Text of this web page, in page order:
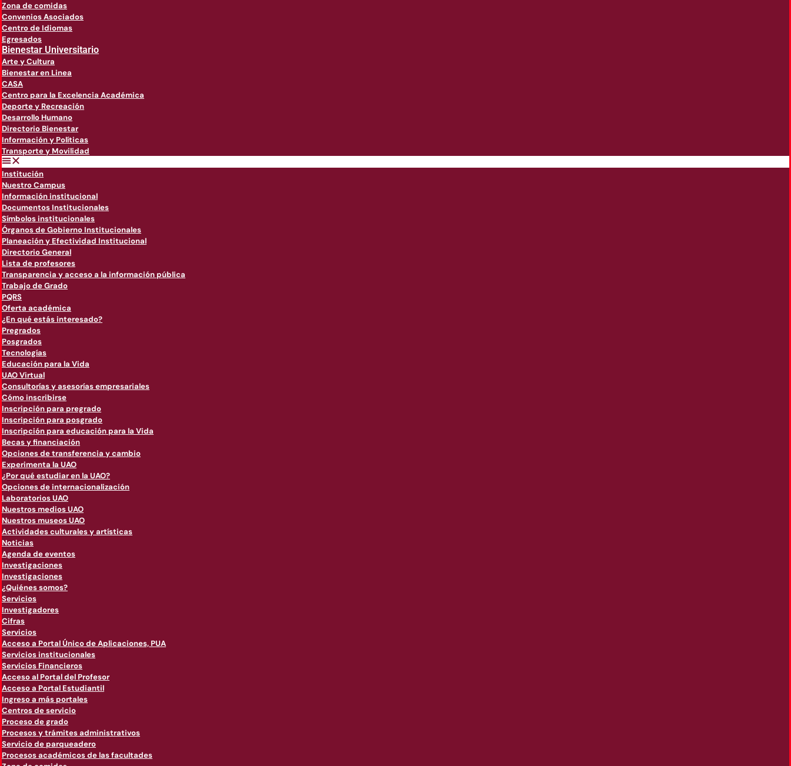
Zona de comidas
Convenios Asociados
Centro de Idiomas
Egresados
Bienestar Universitario
Arte y Cultura
Bienestar en Linea
CASA
Centro para la Excelencia Académica
Deporte y Recreación
Desarrollo Humano
Directorio Bienestar
Información y Políticas
Transporte y Movilidad
Institución
Nuestro Campus
Información institucional
Documentos Institucionales
Símbolos institucionales
Órganos de Gobierno Institucionales
Planeación y Efectividad Institucional
Directorio General
Lista de profesores
Transparencia y acceso a la información pública
Trabajo de Grado
PQRS
Oferta académica
¿En qué estás interesado?
Pregrados
Posgrados
Tecnologías
Educación para la Vida
UAO Virtual
Consultorías y asesorías empresariales
Cómo inscribirse
Inscripción para pregrado
Inscripción para posgrado
Inscripción para educación para la Vida
Becas y financiación
Opciones de transferencia y cambio
Experimenta la UAO
¿Por qué estudiar en la UAO?
Opciones de internacionalización
Laboratorios UAO
Nuestros medios UAO
Nuestros museos UAO
Actividades culturales y artísticas
Noticias
Agenda de eventos
Investigaciones
Investigaciones
¿Quiénes somos?
Servicios
Investigadores
Cifras
Servicios
Acceso a Portal Único de Aplicaciones, PUA
Servicios institucionales
Servicios Financieros
Acceso al Portal del Profesor
Acceso a Portal Estudiantil
Ingreso a más portales
Centros de servicio
Proceso de grado
Procesos y trámites administrativos
Servicio de parqueadero
Procesos académicos de las facultades